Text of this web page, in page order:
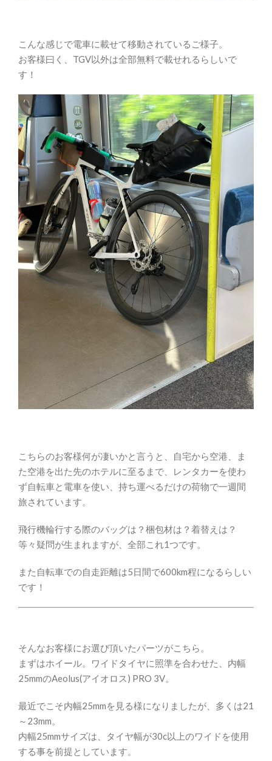
こんな感じで電車に載せて移動されているご様子。
お客様曰く、TGV以外は全部無料で載せれるらしいで
す！
こちらのお客様何が凄いかと言うと、自宅から空港、ま
た空港を出た先のホテルに至るまで、レンタカーを使わ
ず自転車と電車を使い、持ち運べるだけの荷物で一週間
旅されています。
飛行機輪行する際のバッグは？梱包材は？着替えは？
等々疑問が生まれますが、全部これ1つです。
また自転車での自走距離は5日間で600km程になるらしい
です！
そんなお客様にお選び頂いたパーツがこちら。
まずはホイール。ワイドタイヤに照準を合わせた、内幅
25mmのAeolus(アイオロス) PRO 3V。
最近でこそ内幅25mmを見る様になりましたが、多くは21
～23mm。
内幅25mmサイズは、タイヤ幅が30c以上のワイドを使用
する事を前提としています。